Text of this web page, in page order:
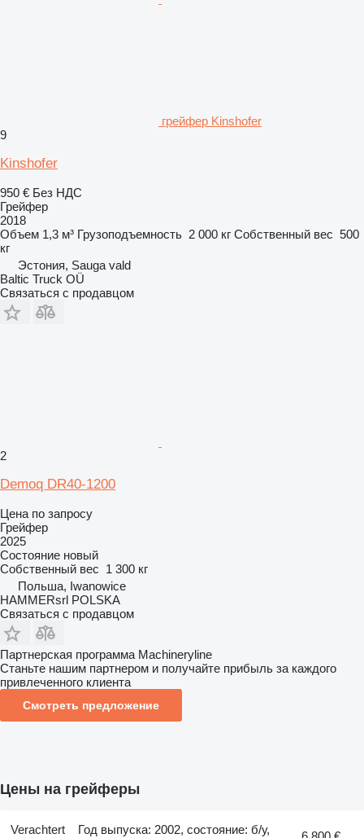
грейфер Kinshofer
9
Kinshofer
950 € Без НДС
Грейфер
2018
Объем 1,3 м³ Грузоподъемность 2 000 кг Собственный вес 500
кг
Эстония, Sauga vald
Baltic Truck OÜ
Связаться с продавцом
2
Demoq DR40-1200
Цена по запросу
Грейфер
2025
Состояние новый
Собственный вес 1 300 кг
Польша, Iwanowice
HAMMERsrl POLSKA
Связаться с продавцом
Партнерская программа Machineryline
Станьте нашим партнером и получайте прибыль за каждого
привлеченного клиента
Смотреть предложение
Цены на грейферы
Verachtert
Год выпуска: 2002, состояние: б/у,